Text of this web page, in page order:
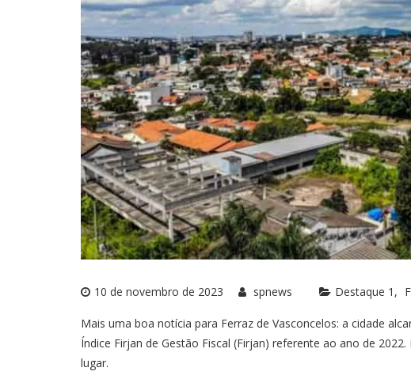
10 de novembro de 2023 spnews Destaque 1
Mais uma boa notícia para Ferraz de Vasconcelos: a cidade
Índice Firjan de Gestão Fiscal (Firjan) referente ao ano de
lugar.